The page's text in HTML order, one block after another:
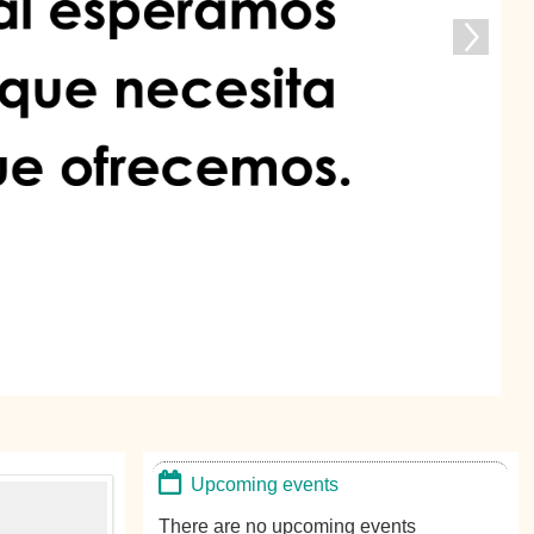
Upcoming events
There are no upcoming events